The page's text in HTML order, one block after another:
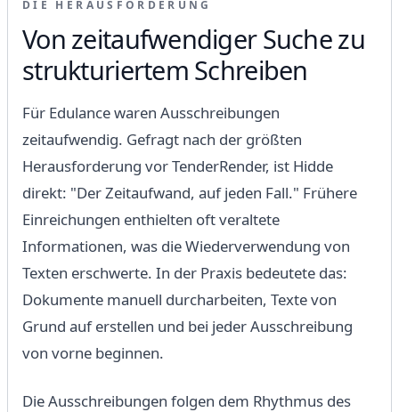
DIE HERAUSFORDERUNG
Von zeitaufwendiger Suche zu
strukturiertem Schreiben
Für Edulance waren Ausschreibungen
zeitaufwendig. Gefragt nach der größten
Herausforderung vor TenderRender, ist Hidde
direkt: "Der Zeitaufwand, auf jeden Fall." Frühere
Einreichungen enthielten oft veraltete
Informationen, was die Wiederverwendung von
Texten erschwerte. In der Praxis bedeutete das:
Dokumente manuell durcharbeiten, Texte von
Grund auf erstellen und bei jeder Ausschreibung
von vorne beginnen.
Die Ausschreibungen folgen dem Rhythmus des